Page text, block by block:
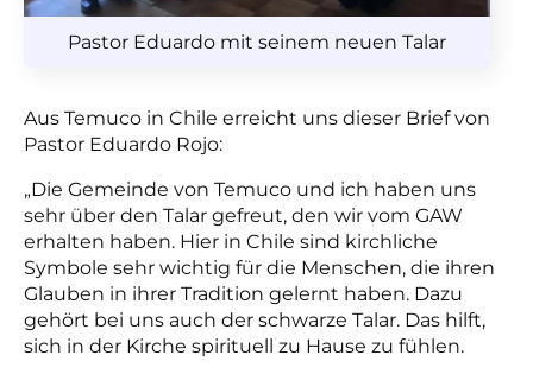
Pastor Eduardo mit seinem neuen Talar
Aus Temuco in Chile erreicht uns dieser Brief von
Pastor Eduardo Rojo:
„Die Gemeinde von Temuco und ich haben uns
sehr über den Talar gefreut, den wir vom GAW
erhalten haben. Hier in Chile sind kirchliche
Symbole sehr wichtig für die Menschen, die ihren
Glauben in ihrer Tradition gelernt haben. Dazu
gehört bei uns auch der schwarze Talar. Das hilft,
sich in der Kirche spirituell zu Hause zu fühlen.